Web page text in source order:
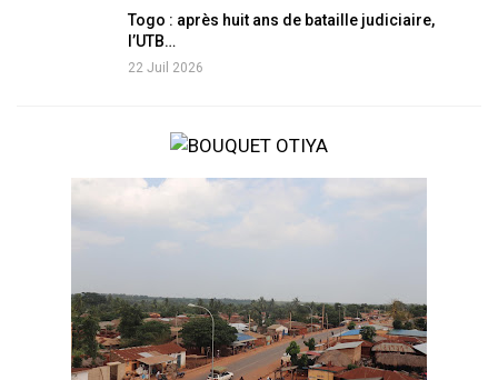
Togo : après huit ans de bataille judiciaire,
l’UTB…
22 Juil 2026